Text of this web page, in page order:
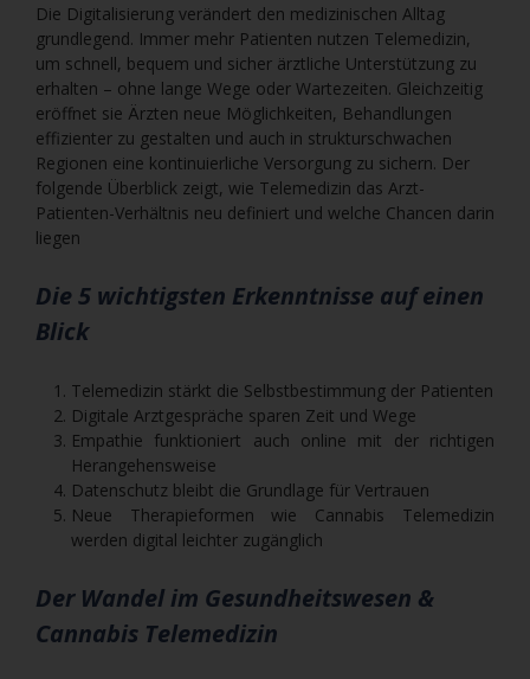
Die Digitalisierung verändert den medizinischen Alltag
grundlegend. Immer mehr Patienten nutzen Telemedizin,
um schnell, bequem und sicher ärztliche Unterstützung zu
erhalten – ohne lange Wege oder Wartezeiten. Gleichzeitig
eröffnet sie Ärzten neue Möglichkeiten, Behandlungen
effizienter zu gestalten und auch in strukturschwachen
Regionen eine kontinuierliche Versorgung zu sichern. Der
folgende Überblick zeigt, wie Telemedizin das Arzt-
Patienten-Verhältnis neu definiert und welche Chancen darin
liegen
Die 5 wichtigsten Erkenntnisse auf einen
Blick
Telemedizin stärkt die Selbstbestimmung der Patienten
Digitale Arztgespräche sparen Zeit und Wege
Empathie funktioniert auch online mit der richtigen
Herangehensweise
Datenschutz bleibt die Grundlage für Vertrauen
Neue Therapieformen wie Cannabis Telemedizin
werden digital leichter zugänglich
Der Wandel im Gesundheitswesen &
Cannabis Telemedizin